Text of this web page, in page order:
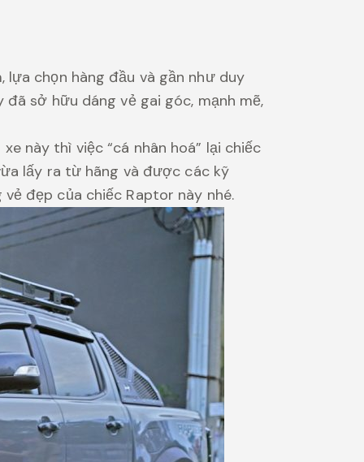
chọn hàng đầu và gần như duy
đã sở hữu dáng vẻ gai góc, mạnh mẽ,
này thì việc “cá nhân hoá” lại chiếc
lấy ra từ hãng và được các kỹ
đẹp của chiếc Raptor này nhé.